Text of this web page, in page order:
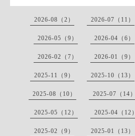
2026-08（2） 2026-07（11）
2026-05（9） 2026-04（6）
2026-02（7） 2026-01（9）
2025-11（9） 2025-10（13）
2025-08（10） 2025-07（14）
2025-05（12） 2025-04（12）
2025-02（9） 2025-01（13）